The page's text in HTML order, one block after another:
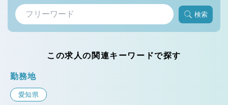
検索
この求人の関連キーワードで探す
勤務地
愛知県